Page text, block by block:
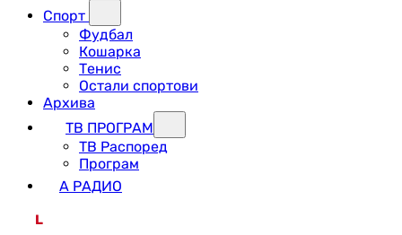
Спорт
Фудбал
Кошарка
Тенис
Остали спортови
Архива
ТВ ПРОГРАМ
ТВ Распоред
Програм
А РАДИО
L